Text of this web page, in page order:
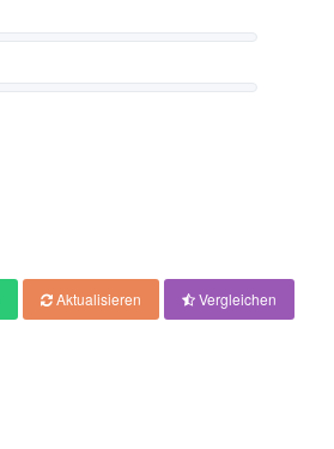
Aktualisieren
Vergleichen